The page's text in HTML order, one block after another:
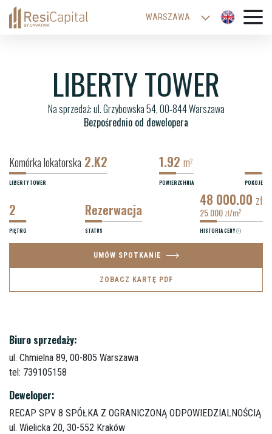
WARSZAWA
KRAKÓW
BIELSKO-BIAŁA
LIBERTY TOWER
Na sprzedaż: ul. Grzybowska 54, 00-844 Warszawa
Bezpośrednio od dewelopera
LIBERTY TOWER
Komórka lokatorska 2.K2
POWIERZCHNIA
1.92 m2
POKOJE
PIĘTRO
2
STATUS
Rezerwacja
HISTORIA CENY
48 000.00 zł
25 000 zł/m2
UMÓW SPOTKANIE
ZOBACZ KARTĘ PDF
Biuro sprzedaży:
ul. Chmielna 89, 00-805 Warszawa
tel: 739105158
Deweloper:
RECAP SPV 8 SPÓŁKA Z OGRANICZONĄ ODPOWIEDZIALNOŚCIĄ
ul. Wielicka 20, 30-552 Kraków